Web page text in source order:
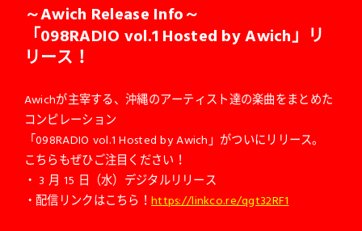
～Awich Release Info～
「098RADIO vol.1 Hosted by Awich」リ
リース！
Awichが主宰する、沖縄のアーティスト達の楽曲をまとめた
コンピレーション
「098RADIO vol.1 Hosted by Awich」がついにリリース。
こちらもぜひご注目ください！
・ 3月 15 日（水）デジタルリリース
・配信リンクはこちら！https://linkco.re/qgt32RF1